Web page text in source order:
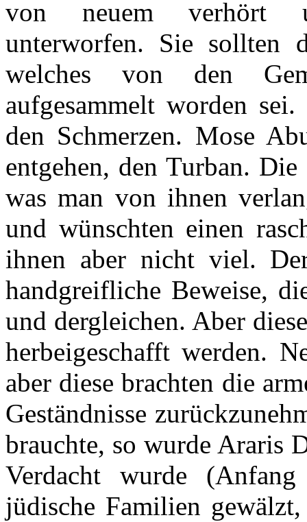
von neuem verhört
unterworfen. Sie sollten
welches von den
aufgesammelt worden
den Schmerzen. Mose
entgehen, den Turban.
was man von ihnen
und wünschten einen
ihnen aber nicht viel.
handgreifliche Beweise,
und dergleichen. Aber
herbeigeschafft werden.
aber diese brachten die
Geständnisse
brauchte, so wurde Araris
Verdacht wurde
jüdische Familien